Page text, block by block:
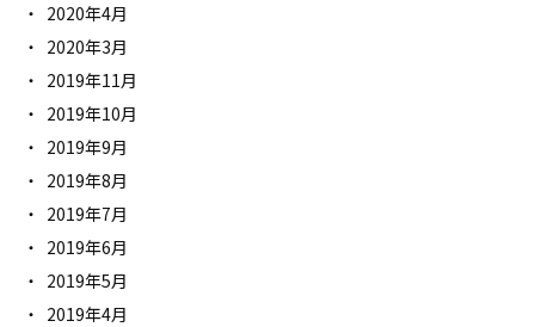
2020年4月
2020年3月
2019年11月
2019年10月
2019年9月
2019年8月
2019年7月
2019年6月
2019年5月
2019年4月